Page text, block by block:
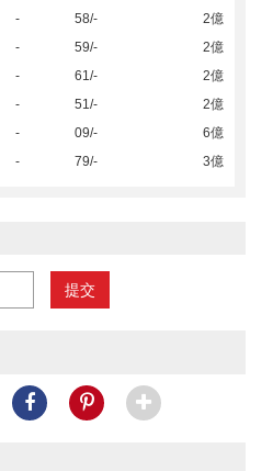
- 58/-
2億
- 59/-
2億
- 61/-
2億
- 51/-
2億
- 09/-
6億
- 79/- 3億
提交